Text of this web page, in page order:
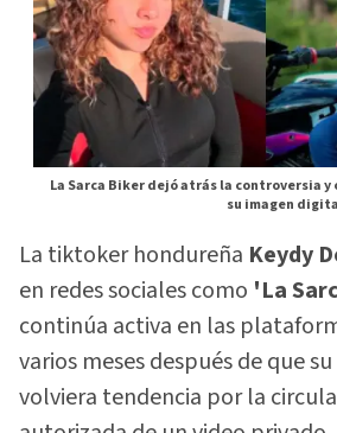
La Sarca Biker dejó atrás la controversia
su imagen
La tiktoker hondureña Keydy
en redes sociales como 'La
continúa activa en las
varios meses después de que
volviera tendencia por la